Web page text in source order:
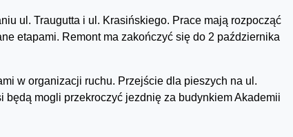
ul. Traugutta i ul. Krasińskiego. Prace mają rozpocząć
etapami. Remont ma zakończyć się do 2 października
w organizacji ruchu. Przejście dla pieszych na ul.
mogli przekroczyć jezdnię za budynkiem Akademii